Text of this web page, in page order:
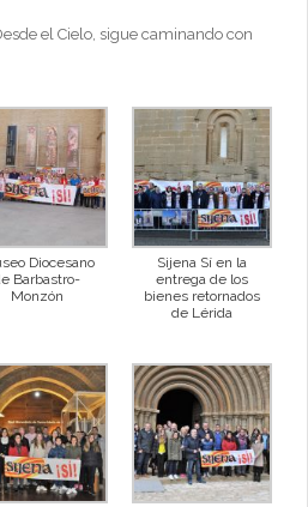
el Cielo, sigue caminando con
Diocesano
Barbastro-
Monzón
Sijena Sí en la
entrega de los
bienes retornados
de Lérida